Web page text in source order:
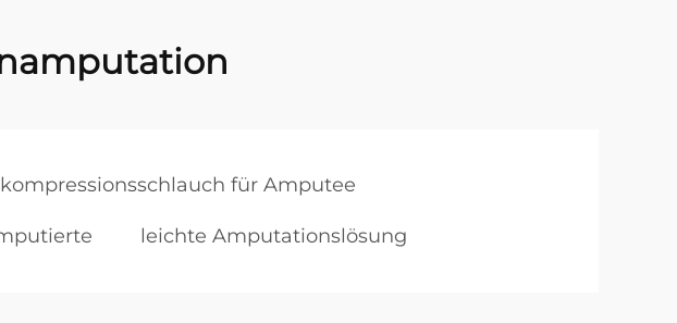
kompressionsschlauch für Amputee
leichte Amputationslösung